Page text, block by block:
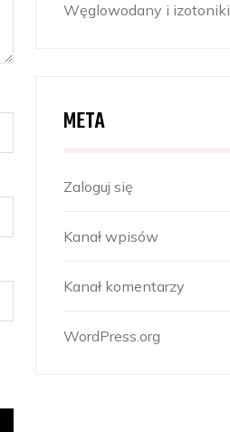
Węglowodany i izotoniki
META
Zaloguj się
Kanał wpisów
Kanał komentarzy
WordPress.org